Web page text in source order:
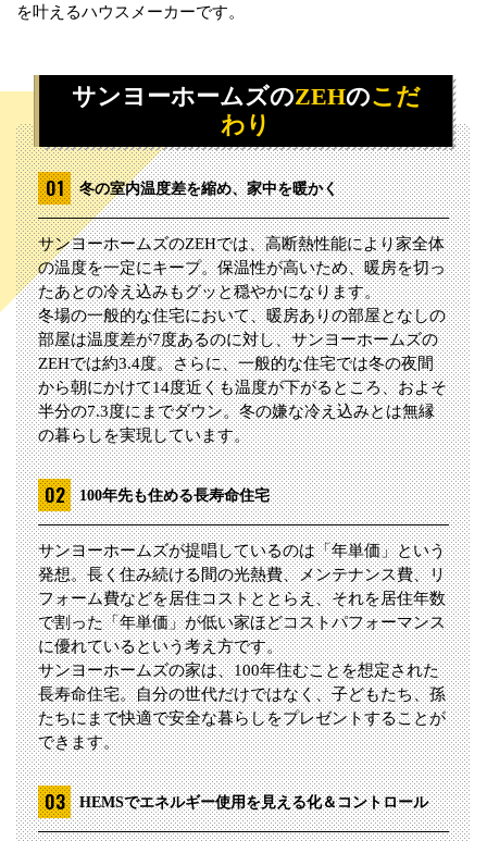
を叶えるハウスメーカーです。
サンヨーホームズのZEHのこだ
わり
冬の室内温度差を縮め、家中を暖かく
サンヨーホームズのZEHでは、高断熱性能により家全体
の温度を一定にキープ。保温性が高いため、暖房を切っ
たあとの冷え込みもグッと穏やかになります。
冬場の一般的な住宅において、暖房ありの部屋となしの
部屋は温度差が7度あるのに対し、サンヨーホームズの
ZEHでは約3.4度。さらに、一般的な住宅では冬の夜間
から朝にかけて14度近くも温度が下がるところ、およそ
半分の7.3度にまでダウン。冬の嫌な冷え込みとは無縁
の暮らしを実現しています。
100年先も住める長寿命住宅
サンヨーホームズが提唱しているのは「年単価」という
発想。長く住み続ける間の光熱費、メンテナンス費、リ
フォーム費などを居住コストととらえ、それを居住年数
で割った「年単価」が低い家ほどコストパフォーマンス
に優れているという考え方です。
サンヨーホームズの家は、100年住むことを想定された
長寿命住宅。自分の世代だけではなく、子どもたち、孫
たちにまで快適で安全な暮らしをプレゼントすることが
できます。
HEMSでエネルギー使用を見える化＆コントロール